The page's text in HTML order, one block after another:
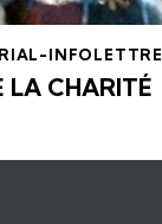
INFOLETTRE
LA CHARITÉ